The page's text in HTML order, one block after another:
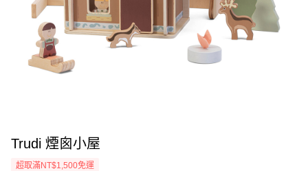
Trudi 煙囪小屋
超取滿NT$1,500免運